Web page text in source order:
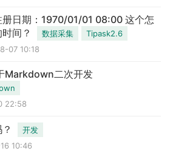
册日期：1970/01/01 08:00 这个怎
间？
数据采集
Tipask2.6
07 10:18
Markdown二次开发
22:58
开发
10:46